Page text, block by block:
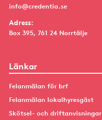
info@credentia.se
Adress:
Box 395, 761 24 Norrtälje
Länkar
Felanmälan för brf
Felanmälan lokalhyresgäst
Skötsel- och driftanvisningar